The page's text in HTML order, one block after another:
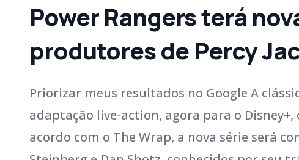
Power Rangers terá
produtores de Percy
Priorizar meus resultados no Google A
adaptação live-action, agora para o
acordo com o The Wrap, a nova série será